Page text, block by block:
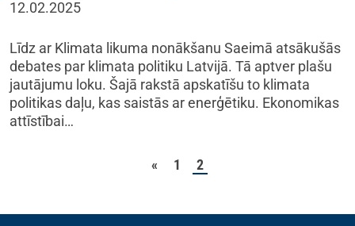
12.02.2025
Līdz ar Klimata likuma nonākšanu Saeimā atsākušās
debates par klimata politiku Latvijā. Tā aptver plašu
jautājumu loku. Šajā rakstā apskatīšu to klimata
politikas daļu, kas saistās ar enerģētiku. Ekonomikas
attīstībai…
Ziņu numerācija pēc
« 1 2